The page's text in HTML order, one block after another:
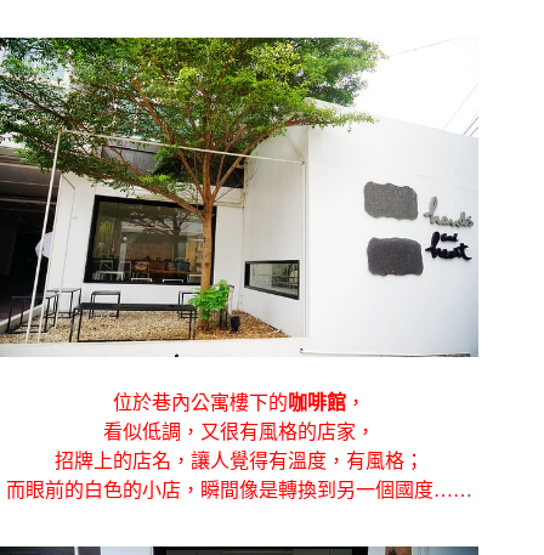
位於巷內公寓樓下的咖啡館 ，
看似低調，又很有風格的店家，
招牌上的店名，讓人覺得有溫度，有風格；
而眼前的白色的小店，瞬間像是轉換到另一個國度……